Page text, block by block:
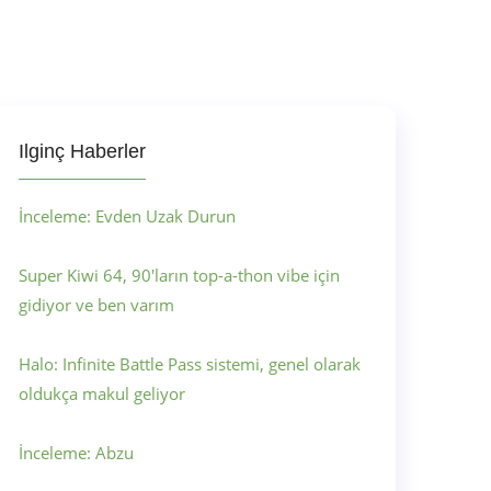
Ilginç Haberler
İnceleme: Evden Uzak Durun
Super Kiwi 64, 90'ların top-a-thon vibe için
gidiyor ve ben varım
Halo: Infinite Battle Pass sistemi, genel olarak
oldukça makul geliyor
İnceleme: Abzu